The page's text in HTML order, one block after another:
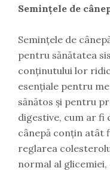
Semințele de
Semințele de
pentru sănătatea
conținutului lor
esențiale pentru
sănătos și pentru
digestive, cum ar fi
cânepă conțin atât
reglarea
normal al